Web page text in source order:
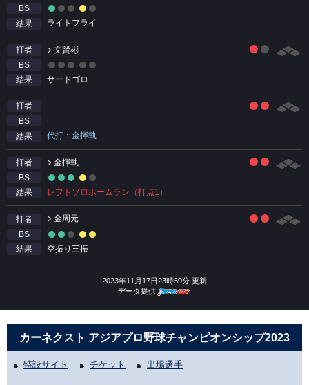
BS
結果
ライトフライ
打者
文賢彬
BS
結果
サードゴロ
打者
BS
結果
代打：金揮執
打者
金揮執
BS
結果
レフトソロホームラン（打点1）
打者
金周元
BS
結果
空振り三振
2023年11月17日23時59分 更新
データ提供
カーネクスト アジアプロ野球チャンピオンシップ2023
特設サイト チケット 出場選手